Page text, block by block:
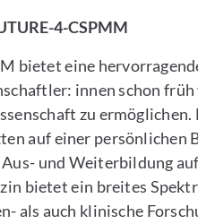
4-CSPMM
bietet eine
innen schon
zu
auf einer persönlichen
und Weiterbildung
bietet ein breites
als auch klinische